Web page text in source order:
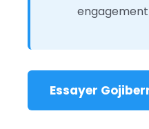
Essayer